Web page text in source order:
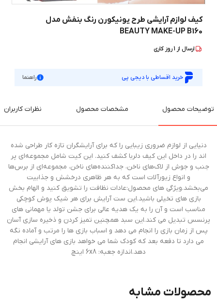
کیف لوازم آرایشی طرح یونیکورن رنگ بنفش مدل
BEAUTY MAKE-UP B160
ارسال از 1 روز کاری
خرید اقساطی با دیجی پی راهنما
توضیحات محصول مشخصات محصول نظرات کاربران
دنیایی از لوازم ضروری زیبایی را که برای آرایشگران تازه کار طراحی شده
اند را در داخل این کیف دلربا کشف کنید. این کیت شامل مجموعه‌ای پر
جنب و جوش از لاک‌های ناخن، جداکننده‌های ناخن، مجموعه‌ای از برس‌ها
و انواع زیورآلات است که به هر ظاهری درخشش و جذابیت
می‌بخشد.ویژگی های محصول:عادات نظافت را تشویق کنید و الهام بخش
بازی های تخیلی باشید.این ست آرایش برای هر شیک پوش کوچکی
مناسب است و آن را به یک هدیه عالی برای جشن تولد یا مهمانی های
پرنسس تبدیل می کند.این سبد همچنین تمیز کردن و ذخیره سازی آسان
پس از زمان بازی را انجام می دهد و اسباب بازی ها را مرتب و آماده نگه
می دارد تا دفعه بعد که کودک شما می خواهد بازی های آرایشی انجام
دهد.اندازه جعبه: 6x8 اینچ
محصولات مشابه